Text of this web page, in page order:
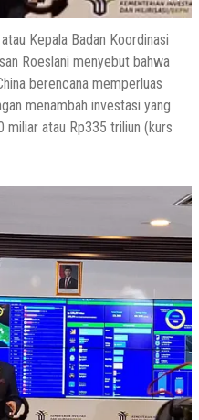
Kepala Badan Koordinasi
Roeslani menyebut bahwa
berencana memperluas
menambah investasi yang
miliar atau Rp335 triliun (kurs